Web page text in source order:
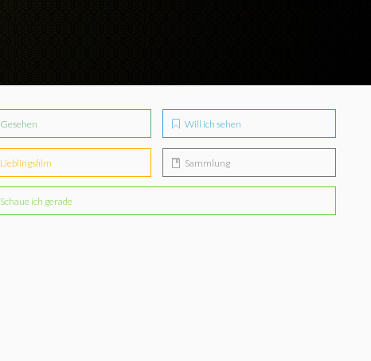
Gesehen Will ich sehen
Lieblingsfilm Sammlung
Schaue ich gerade